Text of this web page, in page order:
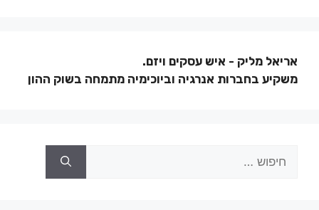
אריאל מליק - איש עסקים ויזם.
משקיע בחברות אנרגיה וביוכימיה מתמחה בשוק ההון